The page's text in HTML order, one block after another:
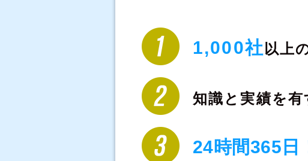
1,000社以上
知識と実績を有
24時間365日